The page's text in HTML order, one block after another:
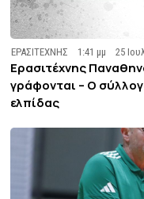
ΕΡΑΣΙΤΕΧΝΗΣ 1:41 μμ 25
Ερασιτέχνης
γράφονται – Ο
ελπίδας